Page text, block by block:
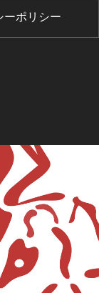
ーポリシー